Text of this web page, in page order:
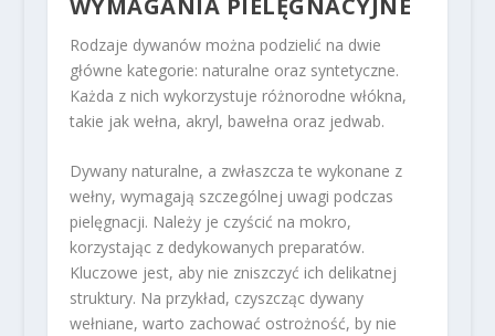
Rodzaje dywanów można podzielić na dwie
główne kategorie: naturalne oraz syntetyczne.
Każda z nich wykorzystuje różnorodne włókna,
takie jak wełna, akryl, bawełna oraz jedwab.
Dywany naturalne, a zwłaszcza te wykonane z
wełny, wymagają szczególnej uwagi podczas
pielęgnacji. Należy je czyścić na mokro,
korzystając z dedykowanych preparatów.
Kluczowe jest, aby nie zniszczyć ich delikatnej
struktury. Na przykład, czyszcząc dywany
wełniane, warto zachować ostrożność, by nie